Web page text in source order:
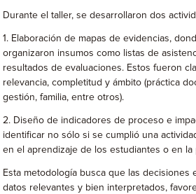
Durante el taller, se desarrollaron dos
1. Elaboración de mapas de evidencias,
organizaron insumos como listas de
resultados de evaluaciones. Estos fueron
relevancia, completitud y ámbito (práctica
gestión, familia, entre otros).
2. Diseño de indicadores de proceso e
identificar no sólo si se cumplió una
en el aprendizaje de los estudiantes o en la
Esta metodología busca que las decisiones
datos relevantes y bien interpretados,